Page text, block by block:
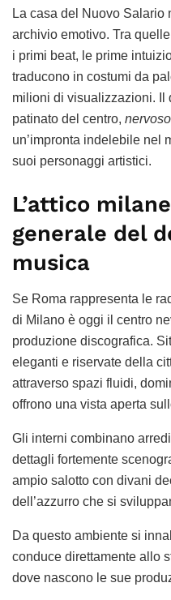
La casa del Nuovo Salario
archivio emotivo. Tra
i primi beat, le prime
traducono in costumi da
milioni di visualizzazioni.
patinato del centro, nervoso
un’impronta indelebile nel
suoi personaggi artistici.
L’attico
generale del
musica
Se Roma rappresenta le
di Milano è oggi il centro
produzione discografica.
eleganti e riservate della
attraverso spazi fluidi,
offrono una vista aperta
Gli interni combinano
dettagli fortemente
ampio salotto con divani
dell’azzurro che si
Da questo ambiente si
conduce direttamente allo
dove nascono le sue